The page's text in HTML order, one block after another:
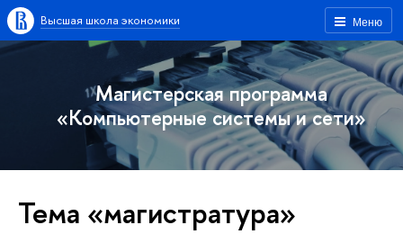
Меню
Высшая школа экономики
Магистерская программа
«Компьютерные системы и сети»
Тема «магистратура»